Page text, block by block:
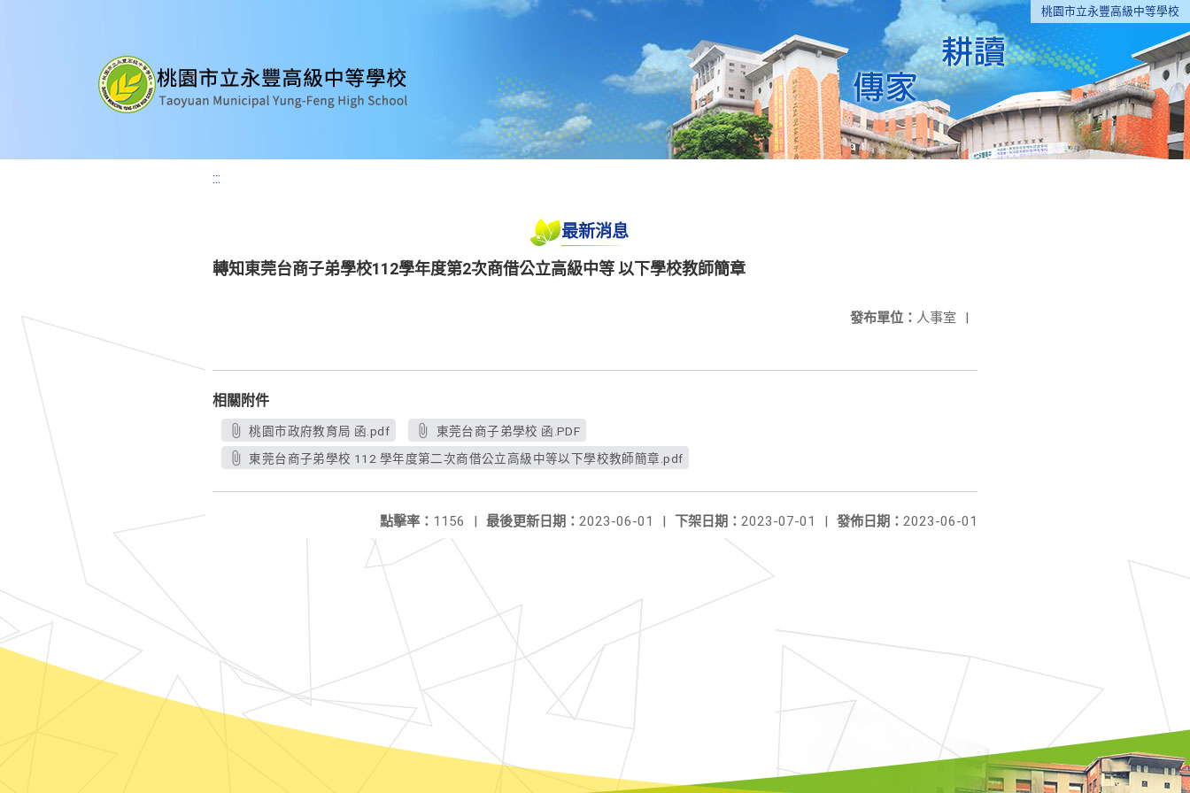
桃園市立永豐高級中等學校
:::
最新消息
轉知東莞台商子弟學校112學年度第2次商借公立高級中等 以下學校教師簡章
發布單位： 人事室 |
相關附件
桃園市政府教育局 函.pdf
東莞台商子弟學校 函.PDF
東莞台商子弟學校 112 學年度第二次商借公立高級中等以下學校教師簡章.pdf
發佈日期： 2023-06-01
下架日期： 2023-07-01 |
最後更新日期： 2023-06-01 |
點擊率： 1156 |